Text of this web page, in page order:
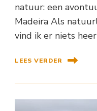
natuur: een
Madeira Als
vind ik er niets
LEES VERDER